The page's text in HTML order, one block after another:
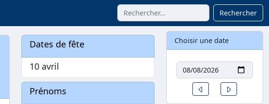
Rechercher
Dates de fête
10 avril
Prénoms
Choisir une date
Date
Un jour avant